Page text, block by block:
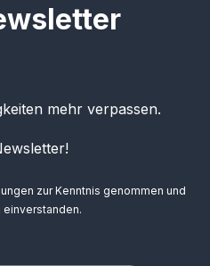
mehr verpassen.
zur Kenntnis genommen und
einverstanden.